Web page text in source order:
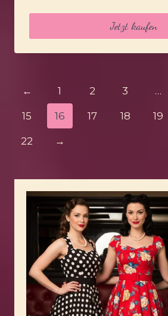
Jetzt kaufen
← 1 2 3 …
15 16 17 18 19
22 →